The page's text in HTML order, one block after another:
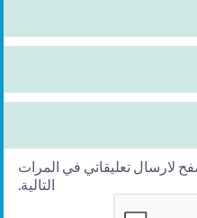
لارسال تعليقاتي في المرات
التالية.